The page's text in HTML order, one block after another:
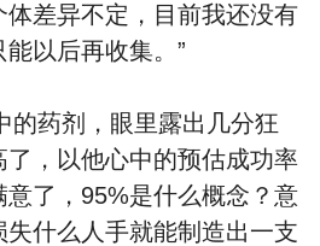
差异不定，目前我还没有
以后再收集。”
药剂，眼里露出几分狂
，以他心中的预估成功率
了，95%是什么概念？意
什么人手就能制造出一支